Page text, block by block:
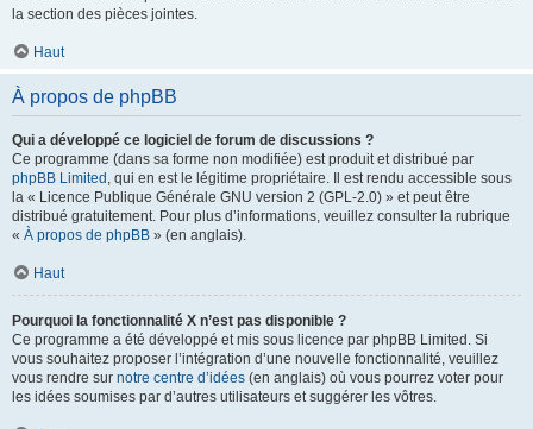
la section des pièces jointes.
Haut
À propos de phpBB
Qui a développé ce logiciel de forum de discussions ?
Ce programme (dans sa forme non modifiée) est produit et distribué par
phpBB Limited , qui en est le légitime propriétaire. Il est rendu accessible sous
la « Licence Publique Générale GNU version 2 (GPL-2.0) » et peut être
distribué gratuitement. Pour plus d’informations, veuillez consulter la rubrique
« À propos de phpBB » (en anglais).
Haut
Pourquoi la fonctionnalité X n’est pas disponible ?
Ce programme a été développé et mis sous licence par phpBB Limited. Si
vous souhaitez proposer l’intégration d’une nouvelle fonctionnalité, veuillez
vous rendre sur notre centre d’idées (en anglais) où vous pourrez voter pour
les idées soumises par d’autres utilisateurs et suggérer les vôtres.